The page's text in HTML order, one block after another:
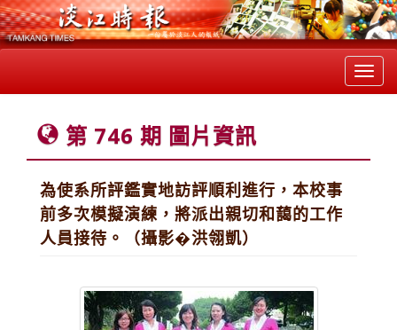
第 746 期 圖片資訊
為使系所評鑑實地訪評順利進行，本校事
前多次模擬演練，將派出親切和藹的工作
人員接待。（攝影�洪翎凱）